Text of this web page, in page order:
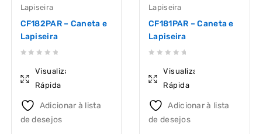
Lapiseira
CF182PAR – Caneta e
Lapiseira
Visualização
Rápida
Adicionar à lista
de desejos
Lapiseira
CF181PAR – Caneta e
Lapiseira
Visualização
Rápida
Adicionar à lista
de desejos